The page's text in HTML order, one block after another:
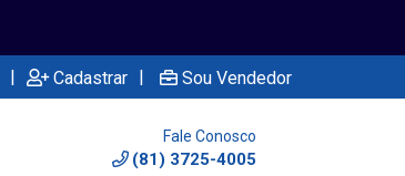
| Cadastrar | Sou Vendedor
Fale Conosco
(81) 3725-4005